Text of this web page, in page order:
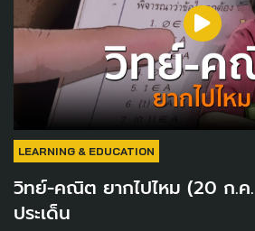
LEARNING & EDUCATION
วิทย์-คณิต ยากไปไหม (20 ก.ค
ประเด็น